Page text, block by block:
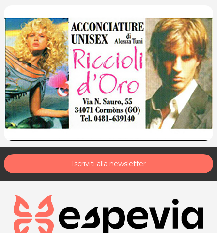
Iscriviti alla newsletter